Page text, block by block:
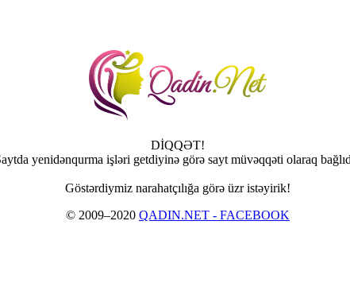
DİQQƏT!
yenidənqurma işləri getdiyinə görə sayt müvəqqəti olaraq
Göstərdiymiz narahatçılığa görə üzr istəyirik!
© 2009–2020 QADIN.NET - FACEBOOK